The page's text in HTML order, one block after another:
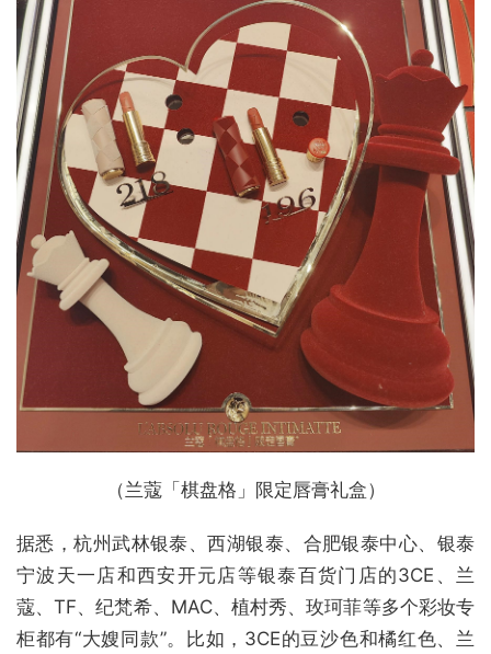
（兰蔻「棋盘格」限定唇膏礼盒）
据悉，杭州武林银泰、西湖银泰、合肥银泰中心、银泰
宁波天一店和西安开元店等银泰百货门店的3CE、兰
蔻、TF、纪梵希、MAC、植村秀、玫珂菲等多个彩妆专
柜都有“大嫂同款”。比如，3CE的豆沙色和橘红色、兰